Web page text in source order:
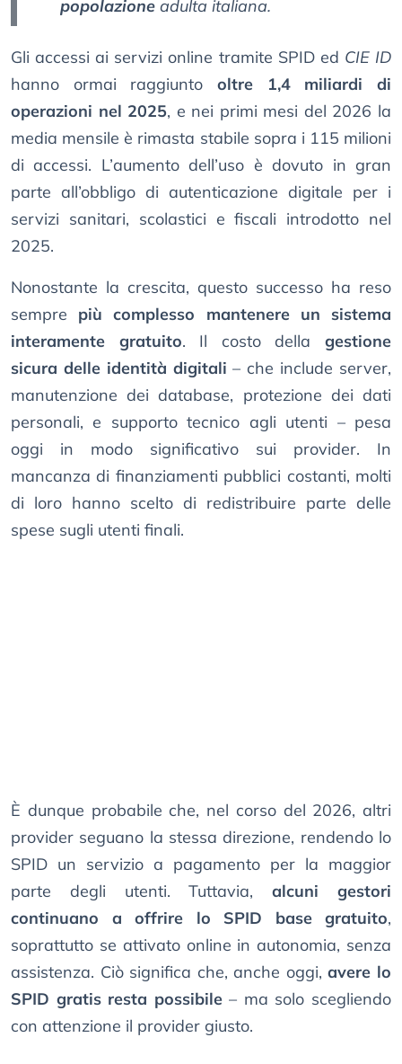
popolazione adulta italiana.
Gli accessi ai servizi online tramite SPID ed CIE ID
hanno ormai raggiunto oltre 1,4 miliardi di
operazioni nel 2025, e nei primi mesi del 2026 la
media mensile è rimasta stabile sopra i 115 milioni
di accessi. L’aumento dell’uso è dovuto in gran
parte all’obbligo di autenticazione digitale per i
servizi sanitari, scolastici e fiscali introdotto nel
2025.
Nonostante la crescita, questo successo ha reso
sempre più complesso mantenere un sistema
interamente gratuito. Il costo dellagestione
sicura delle identità digitali – che include server,
manutenzione dei database, protezione dei dati
personali, e supporto tecnico agli utenti – pesa
oggi in modo significativo sui provider. In
mancanza di finanziamenti pubblici costanti, molti
di loro hanno scelto di redistribuire parte delle
spese sugli utenti finali.
È dunque probabile che, nel corso del 2026, altri
provider seguano la stessa direzione, rendendo lo
SPID un servizio a pagamento per la maggior
parte degli utenti. Tuttavia,alcuni gestori
continuano a offrire lo SPID base gratuito,
soprattutto se attivato online in autonomia, senza
assistenza. Ciò significa che, anche oggi,avere lo
SPID gratis resta possibile– ma solo scegliendo
con attenzione il provider giusto.